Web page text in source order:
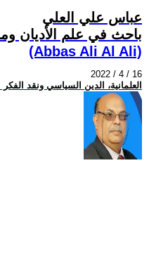
عباس علي العلي
باحث في علم الأديان
(Abbas Ali Al Ali)
2022 / 4 / 16
العلمانية، الدين السياسي ونقد الفكر